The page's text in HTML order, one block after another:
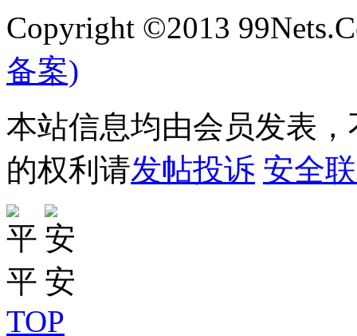
Copyright ©2013
备案)
本站信息均由会员发表
的权利请发帖投诉 安全
TOP